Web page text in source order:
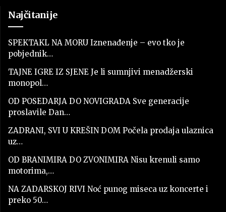
Najčitanije
SPEKTAKL NA MORU Iznenađenje – evo tko je
pobjednik…
TAJNE IGRE IZ SJENE Je li sumnjivi menadžerski
monopol…
OD POSEDARJA DO NOVIGRADA Sve generacije
proslavile Dan…
ZADRANI, SVI U KREŠIN DOM Počela prodaja ulaznica
uz…
OD BRANIMIRA DO ZVONIMIRA Nisu krenuli samo
motorima,…
NA ZADARSKOJ RIVI Noć punog miseca uz koncerte i
preko 50…